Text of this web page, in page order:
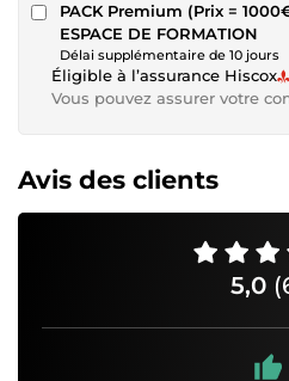
PACK Premium (Prix =
ESPACE DE FORMATION
Délai supplémentaire de 10 jours
Éligible à l’assurance Hiscox
Vous pouvez assurer votre
Avis des clients
5,0